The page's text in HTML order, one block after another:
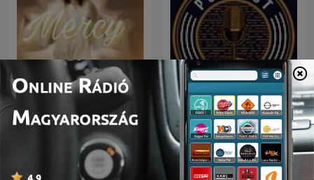
Mercy Mago Cigano